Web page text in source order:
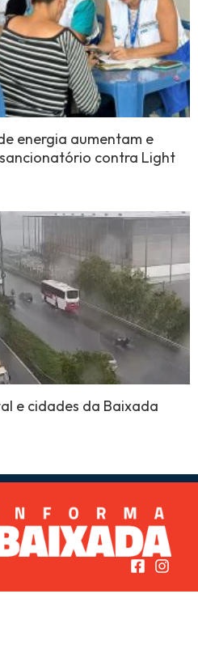
energia aumentam e
contra Light
e cidades da Baixada